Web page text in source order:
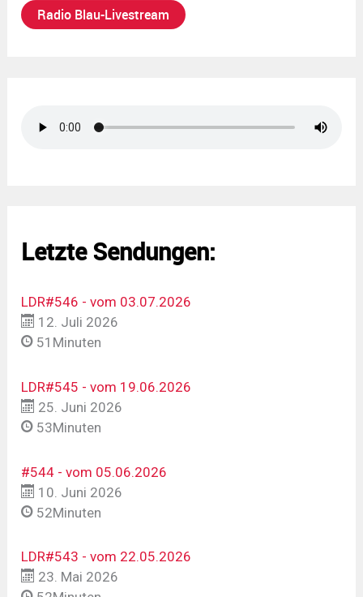
Radio Blau-Livestream
Letzte Sendungen:
LDR#546 - vom 03.07.2026
12. Juli 2026
51Minuten
LDR#545 - vom 19.06.2026
25. Juni 2026
53Minuten
#544 - vom 05.06.2026
10. Juni 2026
52Minuten
LDR#543 - vom 22.05.2026
23. Mai 2026